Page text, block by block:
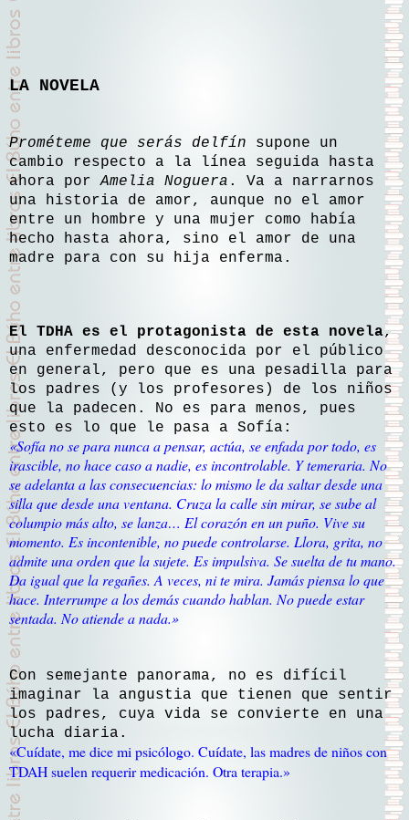
LA NOVELA
Prométeme que serás delfín
supone un
cambio respecto a la línea seguida hasta
ahora porAmelia Noguera . Va a narrarnos
una historia de amor, aunque no el amor
entre un hombre y una mujer como había
hecho hasta ahora, sino el amor de una
madre para con su hija enferma.
El TDHA es el protagonista de esta novela,
una enfermedad desconocida por el público
en general, pero que es una pesadilla para
los padres (y los profesores) de los niños
que la padecen. No es para menos, pues
esto es lo que le pasa a Sofía:
«Sofía no se para nunca a pensar, actúa, se enfada por todo, es
irascible, no hace caso a nadie, es incontrolable. Y temeraria. No
se adelanta a las consecuencias: lo mismo le da saltar desde una
silla que desde una ventana. Cruza la calle sin mirar, se sube al
columpio más alto, se lanza… El corazón en un puño. Vive su
momento. Es incontenible, no puede controlarse. Llora, grita, no
admite una orden que la sujete. Es impulsiva. Se suelta de tu mano.
Da igual que la regañes. A veces, ni te mira. Jamás piensa lo que
hace. Interrumpe a los demás cuando hablan. No puede estar
sentada. No atiende a nada.»
Con semejante panorama, no es difícil
imaginar la angustia que tienen que sentir
los padres, cuya vida se convierte en una
lucha diaria.
«Cuídate, me dice mi psicólogo. Cuídate, las madres de niños con
TDAH suelen requerir medicación. Otra terapia.»